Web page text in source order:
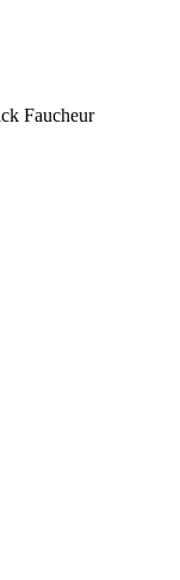
Faucheur